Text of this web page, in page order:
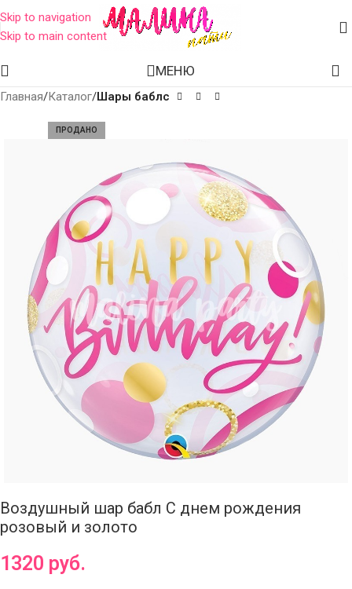
Skip to navigation
Skip to main content
МЕНЮ
Главная Каталог Шары баблс
ПРОДАНО
Воздушный шар бабл С днем рождения
розовый и золото
1320 руб.